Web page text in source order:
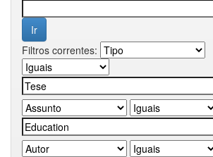
Filtros correntes: